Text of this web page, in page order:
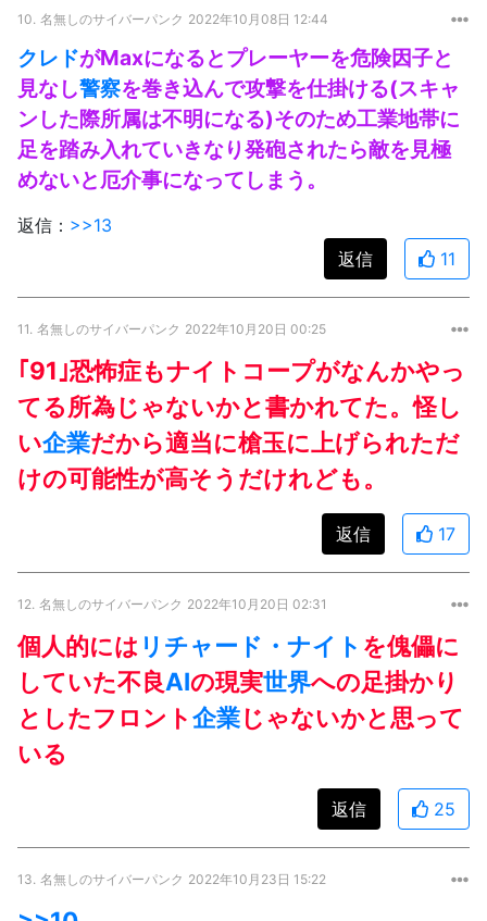
10. 名無しのサイバーパンク 2022年10月08日 12:44
クレドがMaxになるとプレーヤーを危険因子と
見なし警察を巻き込んで攻撃を仕掛ける(スキャ
ンした際所属は不明になる)そのため工業地帯に
足を踏み入れていきなり発砲されたら敵を見極
めないと厄介事になってしまう。
返信： >>13
返信
11
11. 名無しのサイバーパンク 2022年10月20日 00:25
｢91｣恐怖症もナイトコープがなんかやっ
てる所為じゃないかと書かれてた。怪し
い企業だから適当に槍玉に上げられただ
けの可能性が高そうだけれども。
返信 17
12. 名無しのサイバーパンク 2022年10月20日 02:31
個人的には リチャード・ナイト を傀儡に
していた不良AIの現実世界への足掛かり
としたフロント企業じゃないかと思って
いる
返信 25
13. 名無しのサイバーパンク 2022年10月23日 15:22